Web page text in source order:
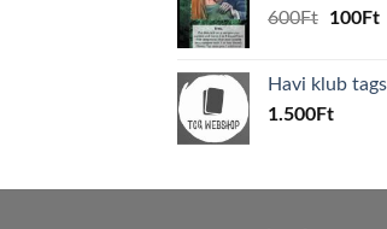
600Ft
Original
600Ft.
100Ft
Havi klub
1.500Ft